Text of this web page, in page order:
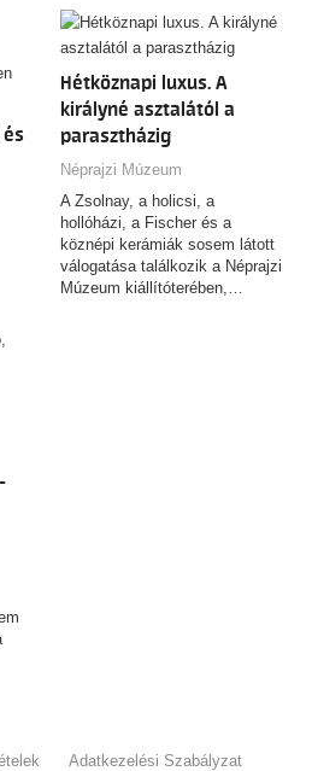
Hétköznapi luxus. A
királyné asztalától a
parasztházig
Néprajzi Múzeum
A Zsolnay, a holicsi, a
hollóházi, a Fischer és a
köznépi kerámiák sosem látott
válogatása találkozik a Néprajzi
Múzeum kiállítóterében,…
Adatkezelési Szabályzat